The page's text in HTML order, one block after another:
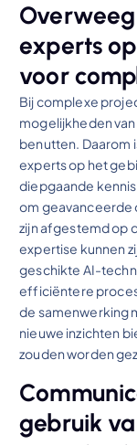
experts
voor
Bij complexe
mogelijkheden
benutten. Daarom
experts op het
diepgaande kennis
om geavanceerde
zijn afgestemd op
expertise kunnen
geschikte AI-
efficiëntere
de samenwerking
nieuwe inzichten
zouden worden
gebruik